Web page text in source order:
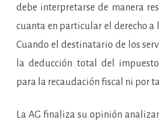
debe interpretarse de manera
cuanta en particular el derecho a
Cuando el destinatario de los
la deducción total del
para la recaudación fiscal ni por
La AG finaliza su opinión